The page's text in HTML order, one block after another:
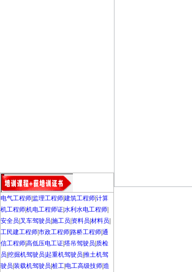
电气工程师 监理工程师建筑工程师计算
机工程师机电工程师证水利水电工程师
安全员 叉车驾驶员 施工员 资料员 材料员
工民建工程师市政工程师路桥工程师通
信工程师高低压电工证塔吊驾驶员 质检
员 挖掘机驾驶员|起重机驾驶员 推土机驾
驶员 装载机驾驶员 桩工电工高级技师造